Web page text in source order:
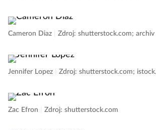
Cameron Diaz Zdroj: shutterstock.com; archiv
Jennifer Lopez Zdroj: shutterstock.com;
Zac Efron Zdroj: shutterstock.com